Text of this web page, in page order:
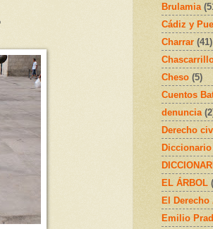
Brulamia
Cádiz y
Charrar (41)
Cheso (5)
Cuentos
denuncia
Derecho
Diccionario
EL ÁRBOL
El Derecho
Emilio